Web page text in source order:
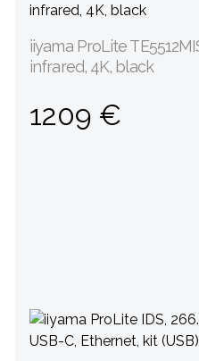
iiyama ProLite
infrared, 4K, black
1209 €